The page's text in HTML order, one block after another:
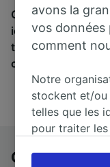
Qu’importe votre
ici. Nous
train et de bus.
cette page.
avons la
vos données
comment
Notre
stockent et/ou
telles que les
pour traiter les
préférences,